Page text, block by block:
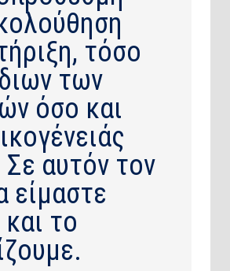
τόσο
των
όσο και
αυτόν τον
είμαστε
το